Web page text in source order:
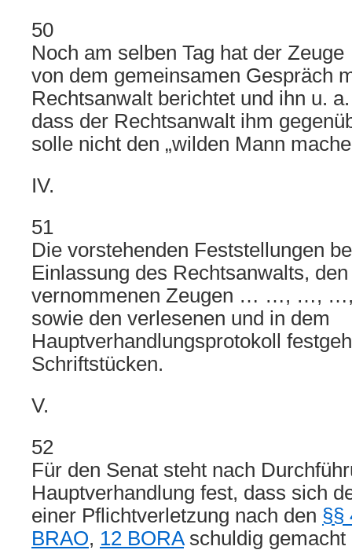
50
Noch am selben Tag hat der
von dem gemeinsamen Gespräch
Rechtsanwalt berichtet und ihn u.
dass der Rechtsanwalt ihm
solle nicht den „wilden Mann
IV.
51
Die vorstehenden Feststellungen
Einlassung des Rechtsanwalts,
vernommenen Zeugen … …,
sowie den verlesenen und in dem
Hauptverhandlungsprotokoll
Schriftstücken.
V.
52
Für den Senat steht nach
Hauptverhandlung fest, dass sich
einer Pflichtverletzung nach den §§
BRAO, 12 BORAschuldig gemacht